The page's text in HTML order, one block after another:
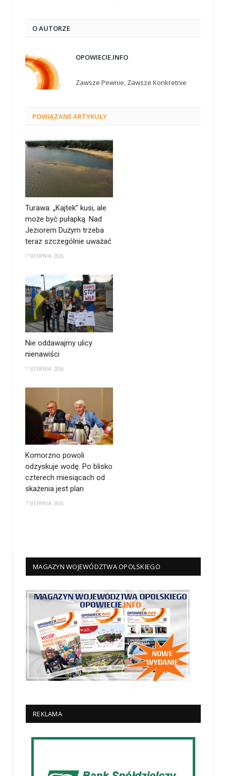
O AUTORZE
OPOWIECIE.INFO
Zawsze Pewnie, Zawsze Konkretnie
POWIĄZANEARTYKUŁY
Turawa: „Kajtek” kusi, ale
może być pułapką. Nad
Jeziorem Dużym trzeba
teraz szczególnie uważać
7 SIERPNIA 2026
Nie oddawajmy ulicy
nienawiści
7 SIERPNIA 2026
Komorzno powoli
odzyskuje wodę. Po blisko
czterech miesiącach od
skażenia jest plan
7 SIERPNIA 2026
MAGAZYN WOJEWÓDZTWA OPOLSKIEGO
REKLAMA